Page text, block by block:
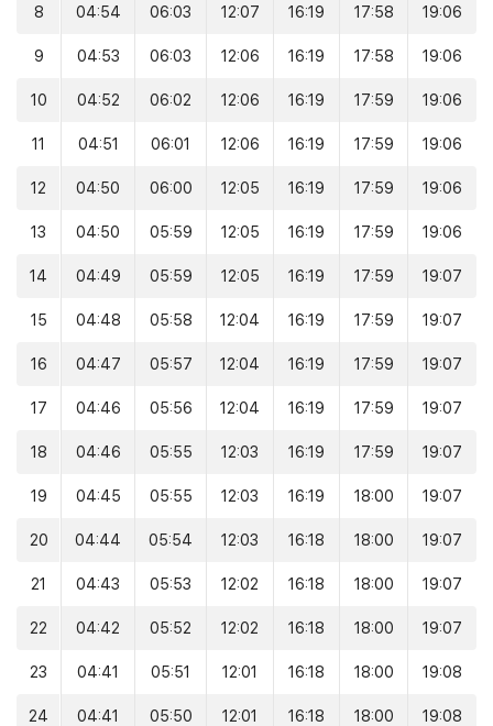
8 04:54 06:03 12:07 16:19 17:58 19:06
9 04:53 06:03 12:06 16:19 17:58 19:06
10 04:52 06:02 12:06 16:19 17:59 19:06
11 04:51 06:01 12:06 16:19 17:59 19:06
12 04:50 06:00 12:05 16:19 17:59 19:06
13 04:50 05:59 12:05 16:19 17:59 19:06
14 04:49 05:59 12:05 16:19 17:59 19:07
15 04:48 05:58 12:04 16:19 17:59 19:07
16 04:47 05:57 12:04 16:19 17:59 19:07
17 04:46 05:56 12:04 16:19 17:59 19:07
18 04:46 05:55 12:03 16:19 17:59 19:07
19 04:45 05:55 12:03 16:19 18:00 19:07
20 04:44 05:54 12:03 16:18 18:00 19:07
21 04:43 05:53 12:02 16:18 18:00 19:07
22 04:42 05:52 12:02 16:18 18:00 19:07
23 04:41 05:51 12:01 16:18 18:00 19:08
24 04:41 05:50 12:01 16:18 18:00 19:08